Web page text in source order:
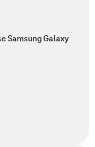
Samsung Galaxy